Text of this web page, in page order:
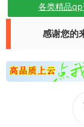
各类精品
感谢您的